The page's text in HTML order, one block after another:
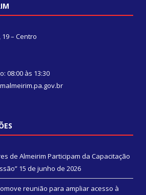
19 – Centro
08:00 às 13:30
de Almeirim Participam da Capacitação
15 de junho de 2026
reunião para ampliar acesso à